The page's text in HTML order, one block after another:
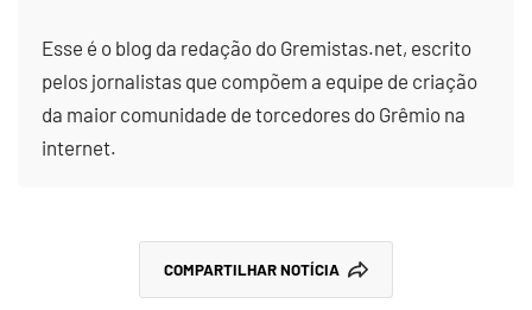
Esse é o blog da redação do Gremistas.net, escrito
pelos jornalistas que compõem a equipe de criação
da maior comunidade de torcedores do Grêmio na
internet.
COMPARTILHAR NOTÍCIA